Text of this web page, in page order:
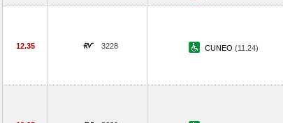
12.35 3228 CUNEO (11.24)